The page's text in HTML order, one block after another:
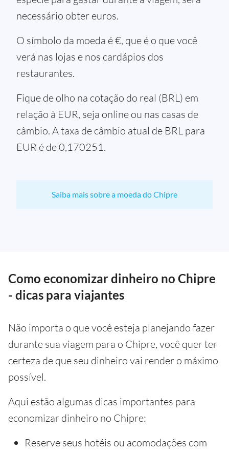
necessário obter euros.
O símbolo da moeda é €, que é o que você
verá nas lojas e nos cardápios dos
restaurantes.
Fique de olho na cotação do real (BRL) em
relação à EUR, seja online ou nas casas de
câmbio. A taxa de câmbio atual de BRL para
EUR é de 0,170251.
Saiba mais sobre a moeda do Chipre
Como economizar dinheiro no Chipre
- dicas para viajantes
Não importa o que você esteja planejando fazer
durante sua viagem para o Chipre, você quer ter
certeza de que seu dinheiro vai render o máximo
possível.
Aqui estão algumas dicas importantes para
economizar dinheiro no Chipre:
Reserve seus hotéis ou acomodações com